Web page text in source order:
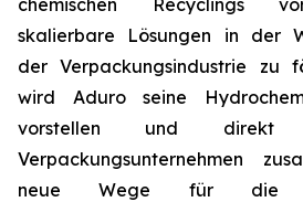
chemischen Recyclings
skalierbare Lösungen in der
der Verpackungsindustrie zu
wird Aduro seine
vorstellen und direkt
Verpackungsunternehmen
neue Wege für die